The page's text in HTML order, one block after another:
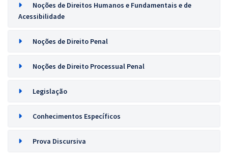
Noções de Direitos Humanos e Fundamentais e de
Acessibilidade
Noções de Direito Penal
Noções de Direito Processual Penal
Legislação
Conhecimentos Específicos
Prova Discursiva